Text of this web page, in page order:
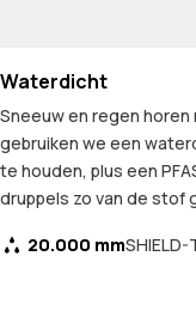
Waterdicht
Sneeuw en regen
gebruiken we een
te houden, plus een
druppels zo van de stof
20.000 mmSHIELD-